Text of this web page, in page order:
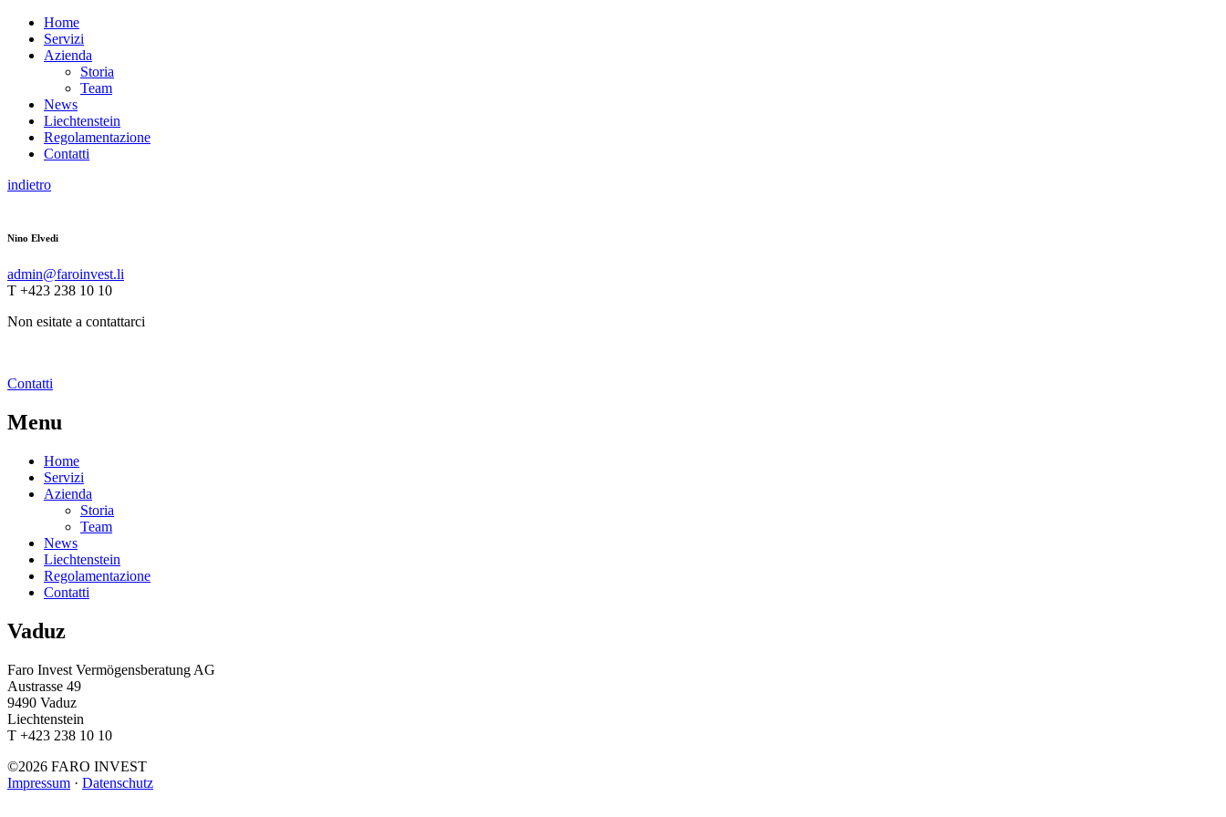
Home
Servizi
Azienda
Storia
Team
News
Liechtenstein
Regolamentazione
Contatti
indietro
Nino Elvedi
admin@faroinvest.li
T +423 238 10 10
Non esitate a contattarci
Contatti
Menu
Home
Servizi
Azienda
Storia
Team
News
Liechtenstein
Regolamentazione
Contatti
Vaduz
Faro Invest Vermögensberatung AG
Austrasse 49
9490 Vaduz
Liechtenstein
T +423 238 10 10
©2026 FARO INVEST
Impressum · Datenschutz